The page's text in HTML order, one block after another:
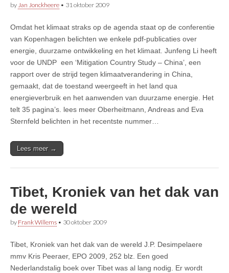
by Jan Jonckheere • 31 oktober 2009
Omdat het klimaat straks op de agenda staat op de conferentie
van Kopenhagen belichten we enkele pdf-publicaties over
energie, duurzame ontwikkeling en het klimaat. Junfeng Li heeft
voor de UNDP een ‘Mitigation Country Study – China’, een
rapport over de strijd tegen klimaatverandering in China,
gemaakt, dat de toestand weergeeft in het land qua
energieverbruik en het aanwenden van duurzame energie. Het
telt 35 pagina’s. lees meer Oberheitmann, Andreas and Eva
Sternfeld belichten in het recentste nummer…
Lees meer →
Tibet, Kroniek van het dak van
de wereld
by Frank Willems • 30 oktober 2009
Tibet, Kroniek van het dak van de wereld J.P. Desimpelaere
mmv Kris Peeraer, EPO 2009, 252 blz. Een goed
Nederlandstalig boek over Tibet was al lang nodig. Er wordt